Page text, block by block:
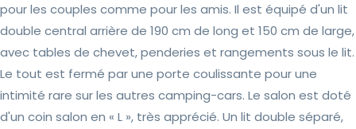
pour les couples comme pour les amis. Il est équipé d'un lit
double central arrière de 190 cm de long et 150 cm de large,
avec tables de chevet, penderies et rangements sous le lit.
Le tout est fermé par une porte coulissante pour une
intimité rare sur les autres camping-cars. Le salon est doté
d'un coin salon en « L », très apprécié. Un lit double séparé,